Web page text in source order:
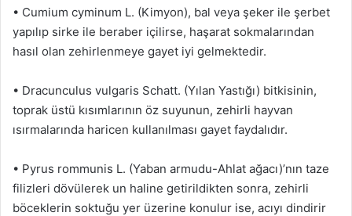
• Cumium cyminum L. (Kimyon), bal veya şeker ile şerbet
yapılıp sirke ile beraber içilirse, haşarat sokmalarından
hasıl olan zehirlenmeye gayet iyi gelmektedir.
• Dracunculus vulgaris Schatt. (Yılan Yastığı) bitkisinin,
toprak üstü kısımlarının öz suyunun, zehirli hayvan
ısırmalarında haricen kullanılması gayet faydalıdır.
• Pyrus rommunis L. (Yaban armudu-Ahlat ağacı)’nın taze
filizleri dövülerek un haline getirildikten sonra, zehirli
böceklerin soktuğu yer üzerine konulur ise, acıyı dindirir